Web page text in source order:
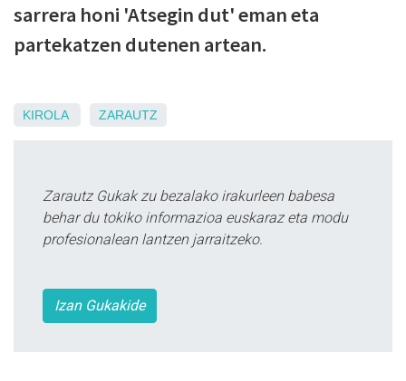
sarrera honi 'Atsegin dut' eman eta
partekatzen dutenen artean.
KIROLA ZARAUTZ
Zarautz Gukak zu bezalako irakurleen babesa
behar du tokiko informazioa euskaraz eta modu
profesionalean lantzen jarraitzeko.
Izan Gukakide